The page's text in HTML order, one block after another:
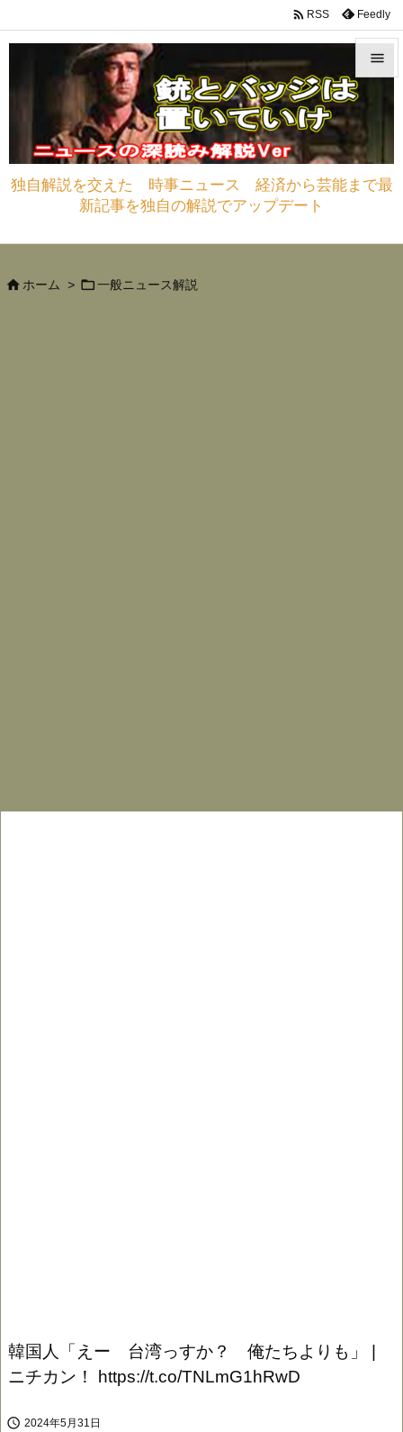
独自解説を交えた 時事ニュース 経済から芸能まで最
新記事を独自の解説でアップデート


サイド


 RSS Feedly
 ホーム >  一般ニュース解説
韓国人「えー 台湾っすか？ 俺たちよりも」 |
ニチカン！ https://t.co/TNLmG1hRwD
 2024年5月31日